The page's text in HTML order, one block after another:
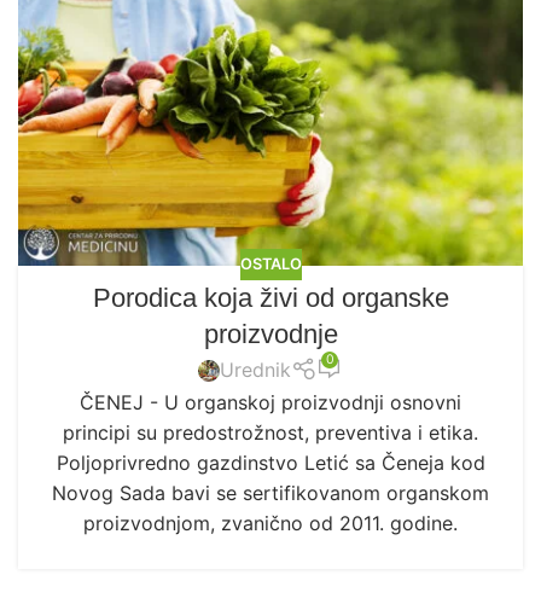
OSTALO
Porodica koja živi od organske
proizvodnje
Urednik 0
ČENEJ - U organskoj proizvodnji osnovni
principi su predostrožnost, preventiva i etika.
Poljoprivredno gazdinstvo Letić sa Čeneja kod
Novog Sada bavi se sertifikovanom organskom
proizvodnjom, zvanično od 2011. godine.